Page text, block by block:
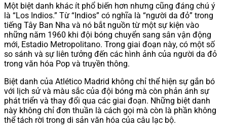
Một biệt danh khác ít phổ biến hơn nhưng cũng đáng chú ý
là “Los Indios.” Từ “Indios” có nghĩa là “người da đỏ” trong
tiếng Tây Ban Nha và nó bắt nguồn từ một sự kiện vào
những năm 1960 khi đội bóng chuyển sang sân vận động
mới, Estadio Metropolitano. Trong giai đoạn này, có một số
so sánh và sự liên tưởng đến các hình ảnh của người da đỏ
trong văn hóa Pop và truyền thông.
Biệt danh của Atlético Madrid không chỉ thể hiện sự gắn bó
với lịch sử và màu sắc của đội bóng mà còn phản ánh sự
phát triển và thay đổi qua các giai đoạn. Những biệt danh
này không chỉ đơn thuần là cách gọi mà còn là phần không
thể tách rời trong di sản văn hóa của câu lạc bộ.